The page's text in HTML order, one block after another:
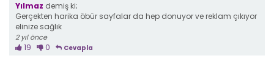
Yılmaz demiş ki;
Gerçekten harika öbür sayfalar da hep donuyor ve reklam çıkıyor
elinize sağlık
2 yıl önce
19 0 Cevapla